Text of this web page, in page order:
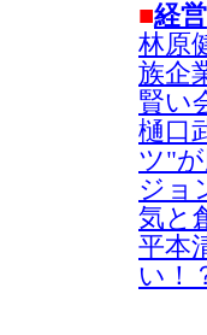
■経営
林原
族企
賢い
樋口
ツ"が
ジョ
気と
平本
い！